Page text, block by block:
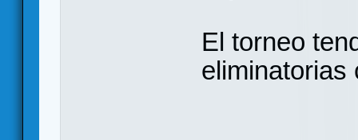
El torneo
eliminatorias